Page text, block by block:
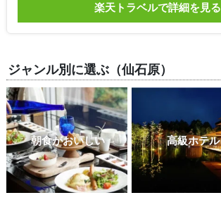
楽天トラベルで詳細を見る
ジャンル別に選ぶ（仙石原）
朝食がおいしい 高級ホテル